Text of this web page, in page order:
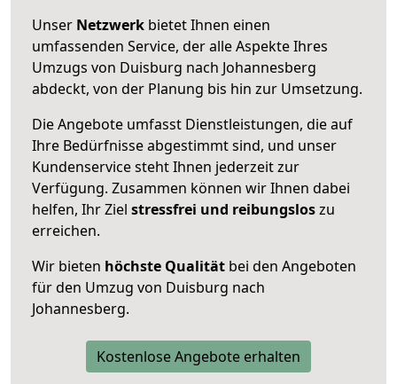
Unser Netzwerk bietet Ihnen einen
umfassenden Service, der alle Aspekte Ihres
Umzugs von Duisburg nach Johannesberg
abdeckt, von der Planung bis hin zur Umsetzung.
Die Angebote umfasst Dienstleistungen, die auf
Ihre Bedürfnisse abgestimmt sind, und unser
Kundenservice steht Ihnen jederzeit zur
Verfügung. Zusammen können wir Ihnen dabei
helfen, Ihr Ziel stressfrei und reibungsloszu
erreichen.
Wir bieten höchste Qualität bei den Angeboten
für den Umzug von Duisburg nach
Johannesberg.
Kostenlose Angebote erhalten